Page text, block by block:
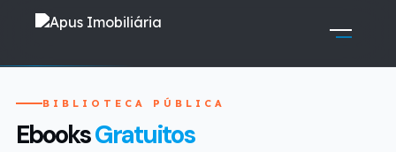
BIBLIOTECA PÚBLICA
EbooksGratuitos